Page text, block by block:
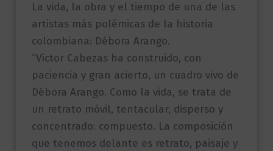
La vida, la obra y el tiempo de una de las
artistas más polémicas de la historia
colombiana: Débora Arango.
“Víctor Cabezas ha construido, con
paciencia y gran acierto, un cuadro vivo de
Débora Arango. Como la vida, se trata de
un retrato móvil, tentacular, disperso y
concentrado: compuesto. La composición
que tenemos delante es retrato, paisaje y